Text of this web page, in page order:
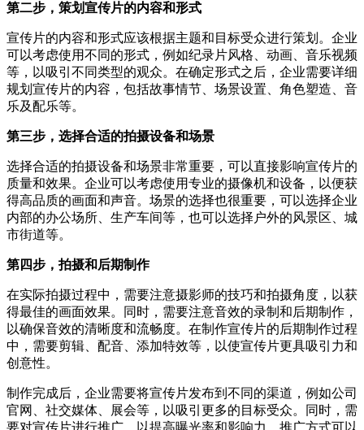
第二步，策划宣传片的内容和形式
宣传片的内容和形式应该根据主题和目标受众进行策划。企业
可以考虑使用不同的形式，例如纪录片风格、动画、音乐视频
等，以吸引不同类型的观众。在确定形式之后，企业需要详细
规划宣传片的内容，包括故事情节、场景设置、角色塑造、音
乐及配乐等。
第三步，选择合适的拍摄设备和场景
选择合适的拍摄设备和场景非常重要，可以直接影响宣传片的
质量和效果。企业可以考虑使用专业的摄像机和设备，以便获
得高品质的画面和声音。场景的选择也很重要，可以选择企业
内部的办公场所、生产车间等，也可以选择户外的风景区、城
市街道等。
第四步，拍摄和后期制作
在实际拍摄过程中，需要注意摄影师的技巧和拍摄角度，以获
得最佳的画面效果。同时，需要注意音效的录制和后期制作，
以确保音效的清晰度和流畅度。在制作宣传片的后期制作过程
中，需要剪辑、配音、添加特效等，以使宣传片更具吸引力和
创意性。
制作完成后，企业需要将宣传片发布到不同的渠道，例如公司
官网、社交媒体、展会等，以吸引更多的目标受众。同时，需